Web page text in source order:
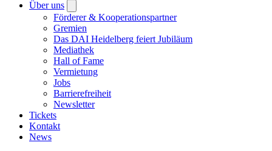
Über uns
submenu
Förderer & Kooperationspartner
Gremien
Das DAI Heidelberg feiert Jubiläum
Mediathek
Hall of Fame
Vermietung
Jobs
Barrierefreiheit
Newsletter
Tickets
Kontakt
News